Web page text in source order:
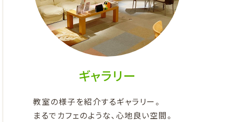
ギャラリー
教室の様子を紹介するギャラリー。
まるでカフェのような、心地良い空間。